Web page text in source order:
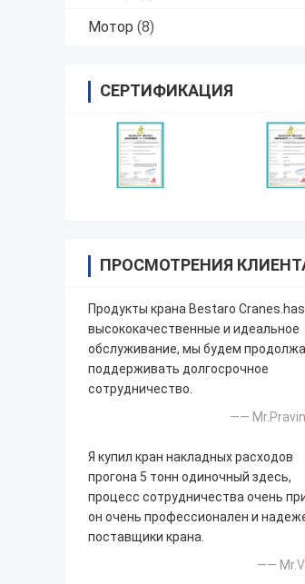
Мотор (8)
СЕРТИФИКАЦИЯ
ПРОСМОТРЕНИЯ
Продукты крана Bestaro Cranes.has
высококачественные и идеальное
обслуживание, мы будем
поддерживать долгосрочное
сотрудничество.
——
Я купил кран накладных расходов
прогона 5 тонн одиночный здесь,
процесс сотрудничества очень
он очень профессионален и
поставщики крана.
——